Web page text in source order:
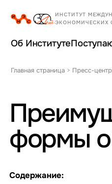
Об Институте
Главная страница > Пресс-центр
формы
Содержание: